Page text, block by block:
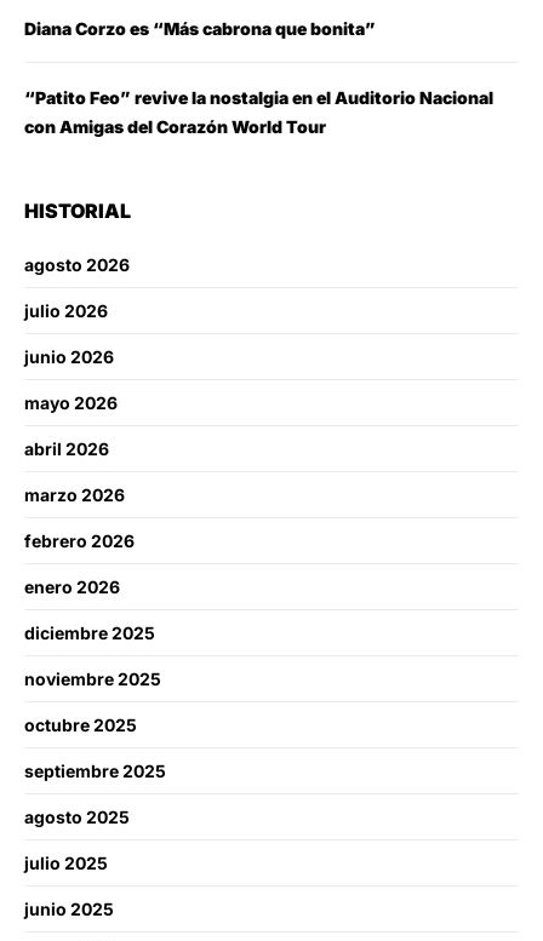
Diana Corzo es “Más cabrona que bonita”
“Patito Feo” revive la nostalgia en el Auditorio Nacional
con Amigas del Corazón World Tour
HISTORIAL
agosto 2026
julio 2026
junio 2026
mayo 2026
abril 2026
marzo 2026
febrero 2026
enero 2026
diciembre 2025
noviembre 2025
octubre 2025
septiembre 2025
agosto 2025
julio 2025
junio 2025